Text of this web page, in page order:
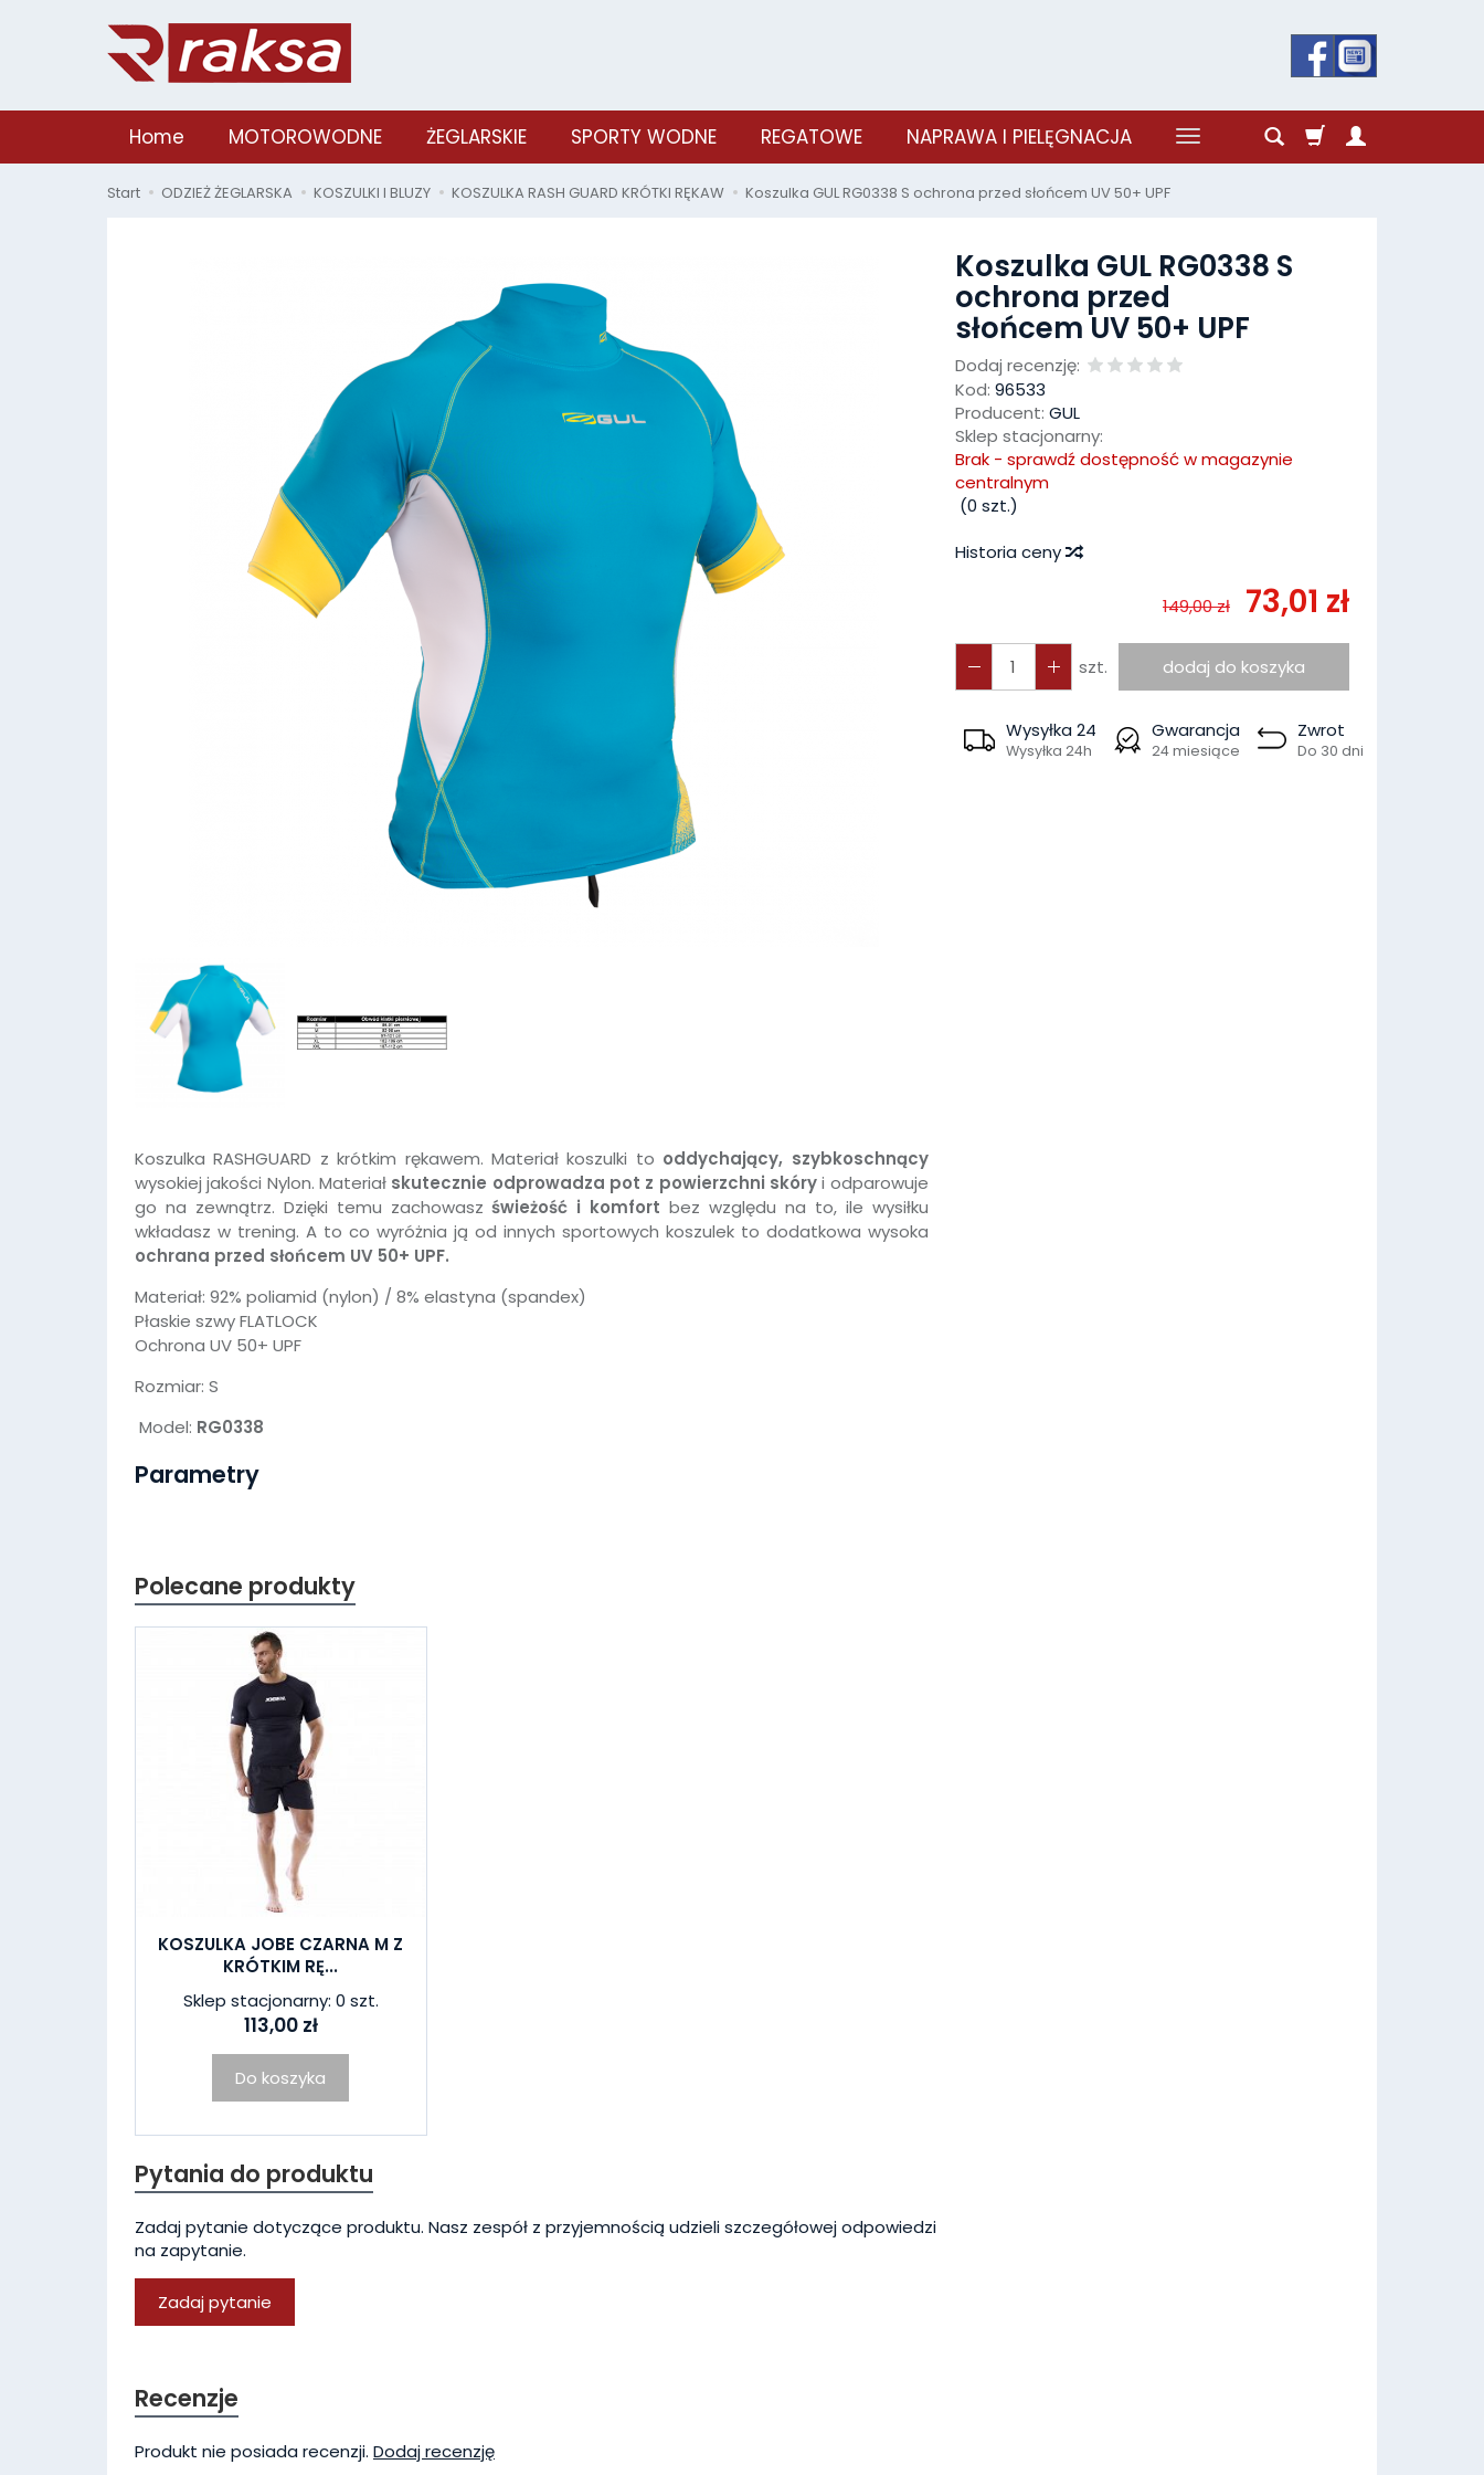
Home MOTOROWODNE ŻEGLARSKIE SPORTY WODNE REGATOWE NAPRAWA I PIELĘGNACJA
Start ODZIEŻ ŻEGLARSKA KOSZULKI I BLUZY KOSZULKA RASH GUARD KRÓTKI RĘKAW Koszulka GUL RG0338 S ochrona przed słońcem UV 50+ UPF
Koszulka GUL RG0338 S
ochrona przed
słońcem UV 50+ UPF
Dodaj recenzję:
Kod: 96533
Producent: GUL
Sklep stacjonarny:
Brak - sprawdź dostępność w magazynie
centralnym
(0 szt.)
Historia ceny
149,00 zł 73,01 zł
szt. dodaj do koszyka
Wysyłka 24
Wysyłka 24h
Gwarancja
24 miesiące
Zwrot
Do 30 dni
Koszulka RASHGUARD z krótkim rękawem. Materiał koszulki to oddychający, szybkoschnący
wysokiej jakości Nylon. Materiał skutecznie odprowadza pot z powierzchni skóryi odparowuje
go na zewnątrz. Dzięki temu zachowaszświeżość i komfort bez względu na to, ile wysiłku
wkładasz w trening. A to co wyróżnia ją od innych sportowych koszulek to dodatkowa wysoka
ochrana przed słońcem UV 50+ UPF.
Materiał: 92% poliamid (nylon) / 8% elastyna (spandex)
Płaskie szwy FLATLOCK
Ochrona UV 50+ UPF
Rozmiar: S
Model: RG0338
Parametry
Polecane produkty
KOSZULKA JOBE CZARNA M Z
KRÓTKIM RĘ...
Sklep stacjonarny: 0 szt.
113,00 zł
Do koszyka
Pytania do produktu
Zadaj pytanie dotyczące produktu. Nasz zespół z przyjemnością udzieli szczegółowej odpowiedzi
na zapytanie.
Zadaj pytanie
Recenzje
Produkt nie posiada recenzji. Dodaj recenzję